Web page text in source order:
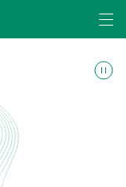
Menü